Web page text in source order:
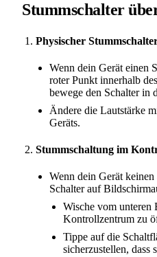
Stummschalter
Physischer
Wenn dein Gerät einen
roter Punkt innerhalb
bewege den Schalter in
Ändere die Lautstärke
Geräts.
Stummschaltung im
Wenn dein Gerät
Schalter auf
Wische vom unteren
Kontrollzentrum zu
Tippe auf die
sicherzustellen, dass